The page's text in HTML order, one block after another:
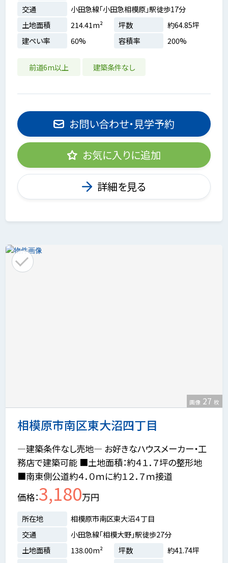
交通
小田急線「小田急相模原」駅徒歩17分
土地面積
214.41m² 坪数
約64.85坪
建ぺい率
60% 容積率 200%
前道6m以上 建築条件なし
お問い合わせ・見学予約
お気に入りに追加
詳細を見る
相模原市南区東大沼四丁目
画像 27 枚
―建築条件なし売地― お好きなハウスメーカー・工
務店で建築可能 ■土地面積：約４１．７坪の整形地
■南東側公道約４．０ｍに約１２．７ｍ接道
価格 3,180万円
所在地
相模原市南区東大沼４丁目
交通
小田急線「相模大野」駅徒歩27分
土地面積
138.00m² 坪数
約41.74坪